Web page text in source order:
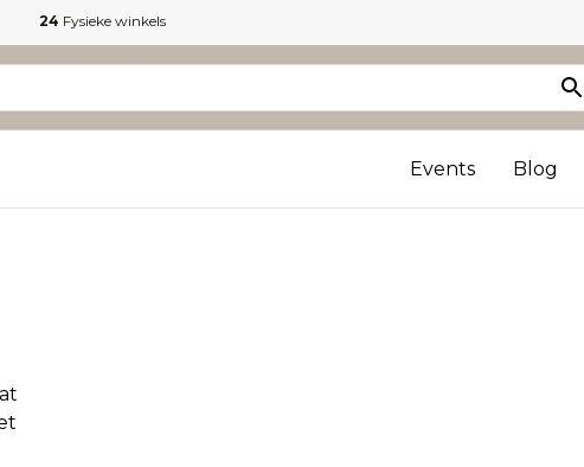
24 Fysieke winkels
Events Blog